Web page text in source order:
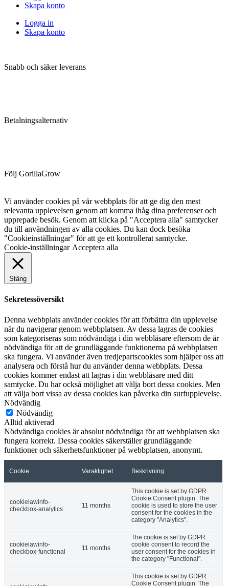
Skapa konto
Logga in
Skapa konto
Snabb och säker leverans
Betalningsalternativ
Följ GorillaGrow
Vi använder cookies på vår webbplats för att ge dig den mest
relevanta upplevelsen genom att komma ihåg dina preferenser och
upprepade besök. Genom att klicka på "Acceptera alla" samtycker
du till användningen av alla cookies. Du kan dock besöka
"Cookieinställningar" för att ge ett kontrollerat samtycke.
Cookie-inställningar Acceptera alla
Stäng
Sekretessöversikt
Denna webbplats använder cookies för att förbättra din upplevelse
när du navigerar genom webbplatsen. Av dessa lagras de cookies
som kategoriseras som nödvändiga i din webbläsare eftersom de är
nödvändiga för att de grundläggande funktionerna på webbplatsen
ska fungera. Vi använder även tredjepartscookies som hjälper oss att
analysera och förstå hur du använder denna webbplats. Dessa
cookies kommer endast att lagras i din webbläsare med ditt
samtycke. Du har också möjlighet att välja bort dessa cookies. Men
att välja bort vissa av dessa cookies kan påverka din surfupplevelse.
Nödvändig
Nödvändig
Alltid aktiverad
Nödvändiga cookies är absolut nödvändiga för att webbplatsen ska
fungera korrekt. Dessa cookies säkerställer grundläggande
funktioner och säkerhetsfunktioner på webbplatsen, anonymt.
Cookie Varaktighet Beskrivning
cookielawinfo-
checkbox-analytics
11 months
This cookie is set by GDPR
Cookie Consent plugin. The
cookie is used to store the user
consent for the cookies in the
category "Analytics".
cookielawinfo-
checkbox-functional
11 months
The cookie is set by GDPR
cookie consent to record the
user consent for the cookies in
the category "Functional".
This cookie is set by GDPR
Cookie Consent plugin. The